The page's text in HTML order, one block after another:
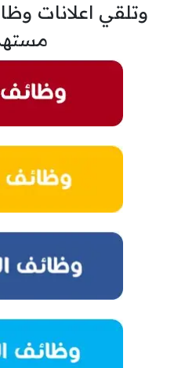
وتلقي اعلانات